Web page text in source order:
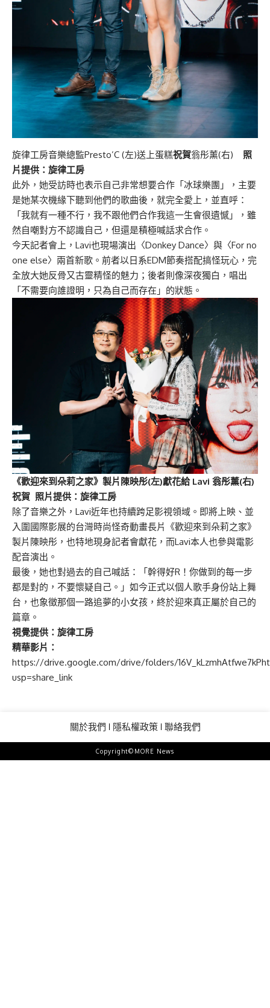
旋律工房音樂總監Presto’C (左)送上蛋糕祝賀翁彤薰(右) 照
片提供：旋律工房
此外，她受訪時也表示自己非常想要合作「冰球樂團」，主要
是她某次機緣下聽到他們的歌曲後，就完全愛上，並直呼：
「我就有一種不行，我不跟他們合作我這一生會很遺憾」，雖
然自嘲對方不認識自己，但還是積極喊話求合作。
今天記者會上，Lavi也現場演出〈Donkey Dance〉與〈For no
one else〉兩首新歌。前者以日系EDM節奏搭配搞怪玩心，完
全放大她反骨又古靈精怪的魅力；後者則像深夜獨白，唱出
「不需要向誰證明，只為自己而存在」的狀態。
《歡迎來到朵莉之家》製片陳映彤(左)獻花給 Lavi 翁彤薰(右)
祝賀 照片提供：旋律工房
除了音樂之外，Lavi近年也持續跨足影視領域。即將上映、並
入圍國際影展的台灣時尚怪奇動畫長片《歡迎來到朵莉之家》
製片陳映彤，也特地現身記者會獻花，而Lavi本人也參與電影
配音演出。
最後，她也對過去的自己喊話：「幹得好R！你做到的每一步
都是對的，不要懷疑自己。」如今正式以個人歌手身份站上舞
台，也象徵那個一路追夢的小女孩，終於迎來真正屬於自己的
篇章。
視覺提供：旋律工房
精華影片：
https://drive.google.com/drive/folders/
usp=share_link
關於我們 隱私權政策 聯絡我們
Copyright©MORE News